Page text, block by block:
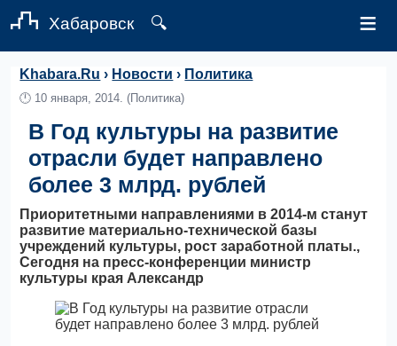
Хабаровск 🔍 ≡
Khabara.Ru › Новости › Политика
🕛 10 января, 2014. (Политика)
В Год культуры на развитие
отрасли будет направлено
более 3 млрд. рублей
Приоритетными направлениями в 2014-м станут
развитие материально-технической базы
учреждений культуры, рост заработной платы.,
Сегодня на пресс-конференции министр
культуры края Александр